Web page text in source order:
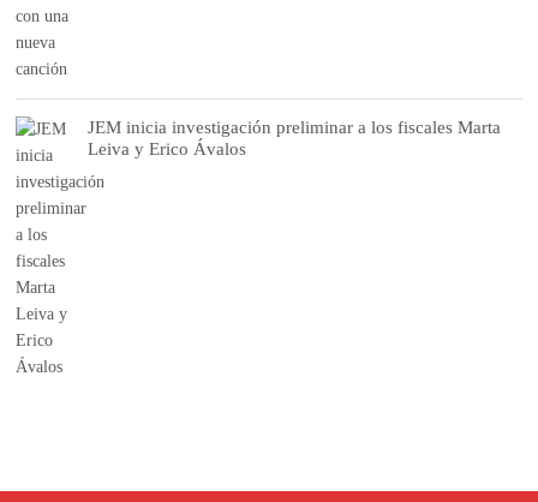
JEM inicia investigación preliminar a los fiscales Marta
Leiva y Erico Ávalos